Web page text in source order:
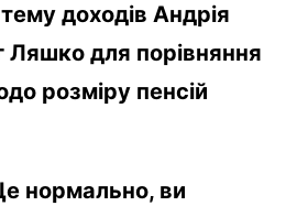
доходів Андрія
Ляшко для порівняння
розміру пенсій
нормально, ви